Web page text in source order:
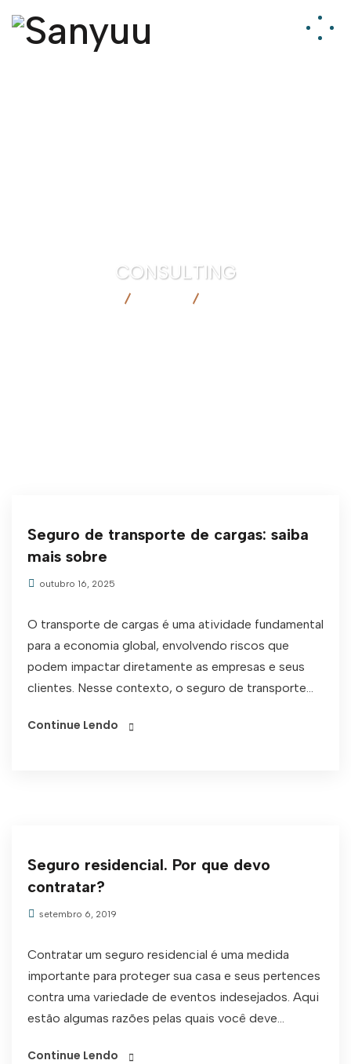
CONSULTING
Seguro de transporte de cargas: saiba
mais sobre
outubro 16, 2025
O transporte de cargas é uma atividade fundamental
para a economia global, envolvendo riscos que
podem impactar diretamente as empresas e seus
clientes. Nesse contexto, o seguro de transporte...
Continue Lendo
Seguro residencial. Por que devo
contratar?
setembro 6, 2019
Contratar um seguro residencial é uma medida
importante para proteger sua casa e seus pertences
contra uma variedade de eventos indesejados. Aqui
estão algumas razões pelas quais você deve...
Continue Lendo